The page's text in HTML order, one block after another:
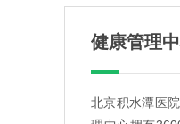
健康管理
北京积水潭医